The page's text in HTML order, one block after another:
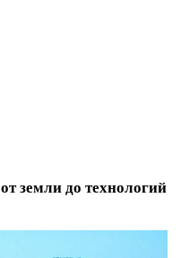
земли до технологий